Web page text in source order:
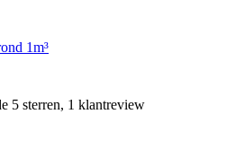
1m³
5 sterren, 1 klantreview